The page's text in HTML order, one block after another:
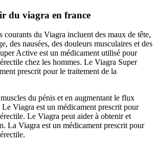
du viagra en france
courants du Viagra incluent des maux de tête,
des nausées, des douleurs musculaires et des
Active est un médicament utilisé pour
chez les hommes. Le Viagra Super
prescrit pour le traitement de la
du pénis et en augmentant le flux
Viagra est un médicament prescrit pour
Le Viagra peut aider à obtenir et
La Viagra est un médicament prescrit pour